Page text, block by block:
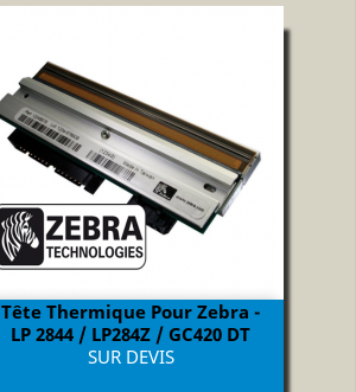
Tête Thermique Pour Zebra -
LP 2844 / LP284Z / GC420 DT
Prix
SUR DEVIS